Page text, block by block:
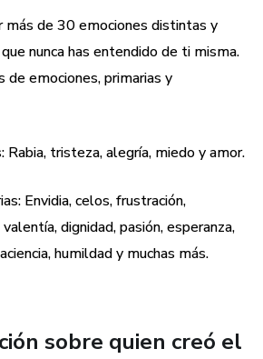
más de 30 emociones distintas y
nunca has entendido de ti misma.
de emociones, primarias y
Rabia, tristeza, alegría, miedo y amor.
Envidia, celos, frustración,
dignidad, pasión, esperanza,
humildad y muchas más.
sobre quien creó el